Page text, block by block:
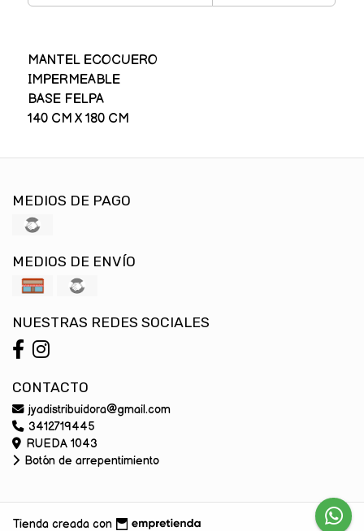
MANTEL ECOCUERO
IMPERMEABLE
BASE FELPA
140 CM X 180 CM
MEDIOS DE PAGO
MEDIOS DE ENVÍO
NUESTRAS REDES SOCIALES
CONTACTO
jyadistribuidora@gmail.com
3412719445
RUEDA 1043
Botón de arrepentimiento
Tienda creada con